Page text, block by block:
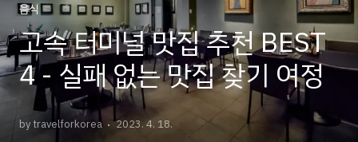
음식
고속 터미널 맛집 추천 BEST
4 - 실패 없는 맛집 찾기 여정
by travelforkorea 2023. 4. 18.